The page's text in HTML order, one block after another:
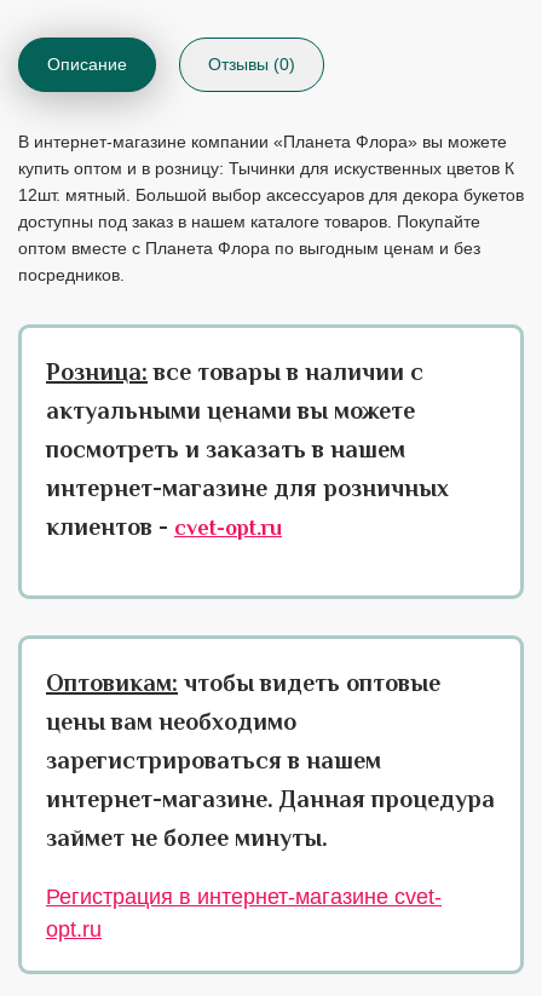
Описание Отзывы (0)
В интернет-магазине компании «Планета Флора» вы можете
купить оптом и в розницу: Тычинки для искуственных цветов К
12шт. мятный. Большой выбор аксессуаров для декора букетов
доступны под заказ в нашем каталоге товаров. Покупайте
оптом вместе с Планета Флора по выгодным ценам и без
посредников.
Розница: все товары в наличии с
актуальными ценами вы можете
посмотреть и заказать в нашем
интернет-магазине для розничных
клиентов - cvet-opt.ru
Оптовикам: чтобы видеть оптовые
цены вам необходимо
зарегистрироваться в нашем
интернет-магазине. Данная процедура
займет не более минуты.
Регистрация в интернет-магазине cvet-
opt.ru